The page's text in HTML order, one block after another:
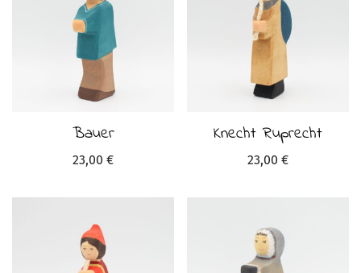
Bauer
23,00 €
Knecht Ruprecht
23,00 €